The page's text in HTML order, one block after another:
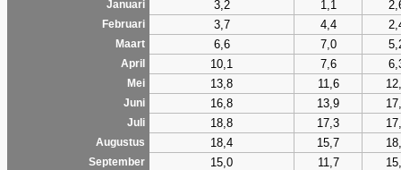
Januari
3,2 1,1
Februari 3,7 4,4
Maart 6,6 7,0
April 10,1 7,6
Mei 13,8 11,6
Juni 16,8 13,9
Juli 18,8 17,3
Augustus 18,4 15,7
September 15,0 11,7